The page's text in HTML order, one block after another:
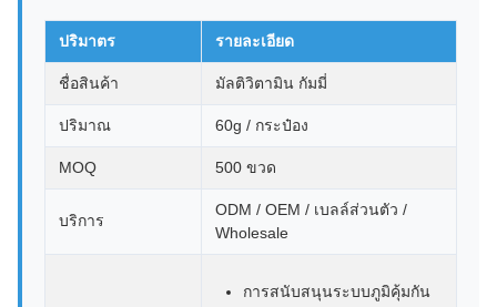
ปริมาตร รายละเอียด
ชื่อสินค้า มัลติวิตามิน กัมมี่
ปริมาณ 60g / กระป๋อง
MOQ 500 ขวด
บริการ
ODM / OEM / เบลล์ส่วนตัว /
Wholesale
การสนับสนุนระบบภูมิคุ้มกัน